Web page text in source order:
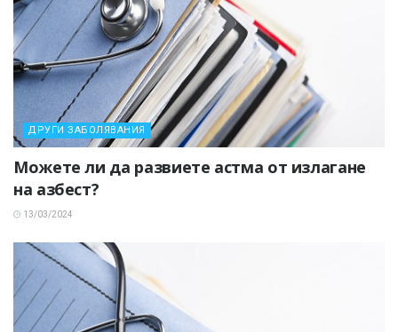
ДРУГИ ЗАБОЛЯВАНИЯ
Можете ли да развиете астма от излагане
на азбест?
13/03/2024